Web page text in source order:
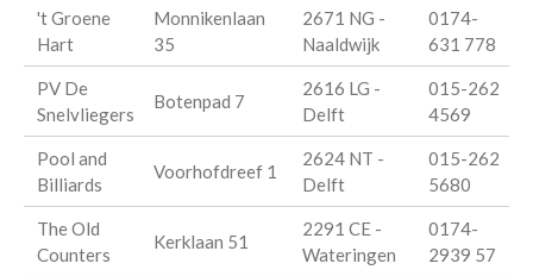
't Groene
Hart
Monnikenlaan
35
2671 NG -
Naaldwijk
0174-
631 778
PV De
Snelvliegers
Botenpad 7
2616 LG -
Delft
015-262
4569
Pool and
Billiards
Voorhofdreef 1
2624 NT -
Delft
015-262
5680
The Old
Counters
Kerklaan 51
2291 CE -
Wateringen
0174-
2939 57